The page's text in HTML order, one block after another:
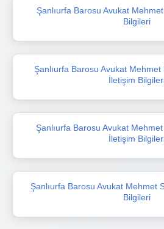
Şanlıurfa Barosu Avukat
Bilgileri
Şanlıurfa Barosu Avukat Mehmet
İletişim
Şanlıurfa Barosu Avukat
İletişim
Şanlıurfa Barosu Avukat Mehmet
Bilgileri